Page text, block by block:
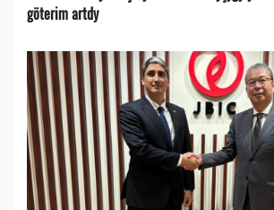
göterim artdy